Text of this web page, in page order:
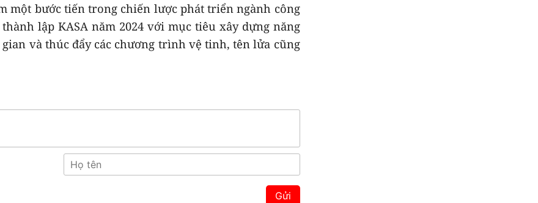
một bước tiến trong chiến lược phát triển ngành công
lập KASA năm 2024 với mục tiêu xây dựng năng
và thúc đẩy các chương trình vệ tinh, tên lửa cũng
Gửi